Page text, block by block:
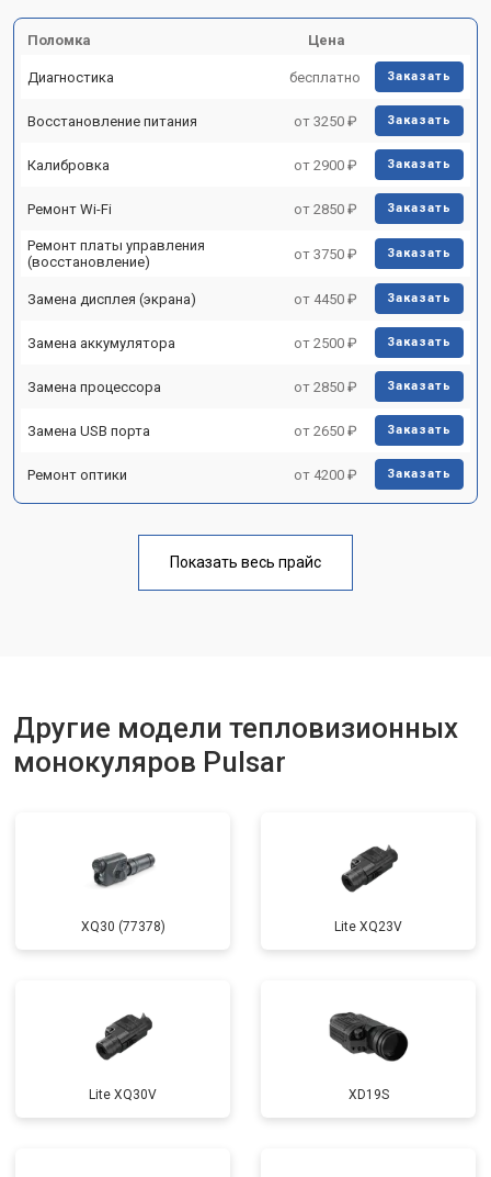
Поломка Цена
Диагностика бесплатно Заказать
Восстановление питания от 3250 ₽ Заказать
Калибровка от 2900 ₽ Заказать
Ремонт Wi-Fi от 2850 ₽ Заказать
Ремонт платы управления
(восстановление)
от 3750 ₽ Заказать
Замена дисплея (экрана) от 4450 ₽ Заказать
Замена аккумулятора от 2500 ₽ Заказать
Замена процессора от 2850 ₽ Заказать
Замена USB порта от 2650 ₽ Заказать
Ремонт оптики от 4200 ₽ Заказать
Показать весь прайс
Другие модели тепловизионных
монокуляров Pulsar
XQ30 (77378) Lite XQ23V
Lite XQ30V XD19S